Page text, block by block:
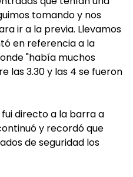
tomando y nos
ir a la previa. Llevamos
en referencia a la
"había muchos
las 3.30 y las 4 se fueron
directo a la barra a
y recordó que
de seguridad los